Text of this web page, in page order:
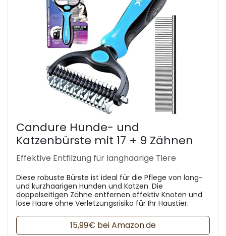
Candure Hunde- und
Katzenbürste mit 17 + 9 Zähnen
Effektive Entfilzung für langhaarige Tiere
Diese robuste Bürste ist ideal für die Pflege von lang-
und kurzhaarigen Hunden und Katzen. Die
doppelseitigen Zähne entfernen effektiv Knoten und
lose Haare ohne Verletzungsrisiko für Ihr Haustier.
15,99€ bei Amazon.de